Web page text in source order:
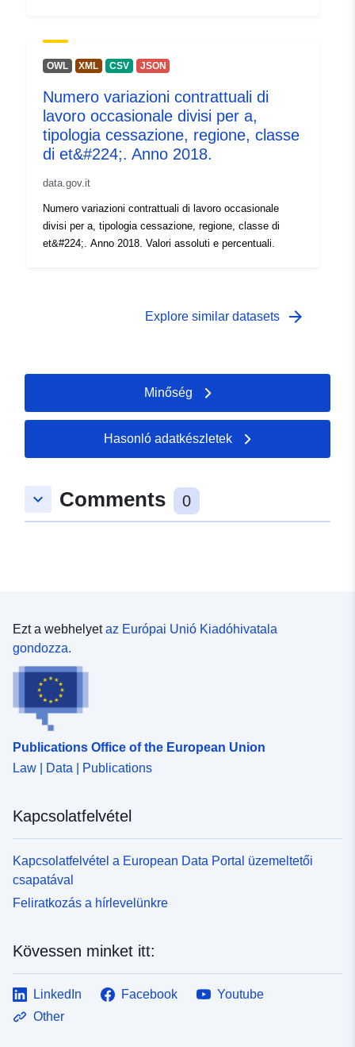
OWL XML CSV JSON
Numero variazioni contrattuali di
lavoro occasionale divisi per a,
tipologia cessazione, regione, classe
di et&#224;. Anno 2018.
data.gov.it
Numero variazioni contrattuali di lavoro occasionale
divisi per a, tipologia cessazione, regione, classe di
et&#224;. Anno 2018. Valori assoluti e percentuali.
Explore similar datasets arrow_forward
Minőség
Hasonló adatkészletek
keyboard_arrow_down Comments 0
Ezt a webhelyetaz Európai Unió Kiadóhivatala
gondozza.
Publications Office of the European Union
Law | Data | Publications
Kapcsolatfelvétel
Kapcsolatfelvétel a European Data Portal üzemeltetői
csapatával
Feliratkozás a hírlevelünkre
Kövessen minket itt:
LinkedIn Facebook
Youtube
Other